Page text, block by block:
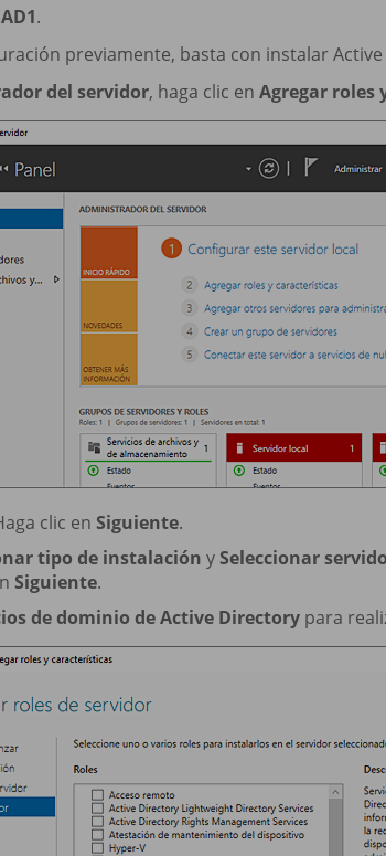
AD1.
previamente, basta con instalar
del servidor, haga clic en Agregar roles
clic en Siguiente.
tipo de instalación ySeleccionar
Siguiente.
de dominio de Active Directory para